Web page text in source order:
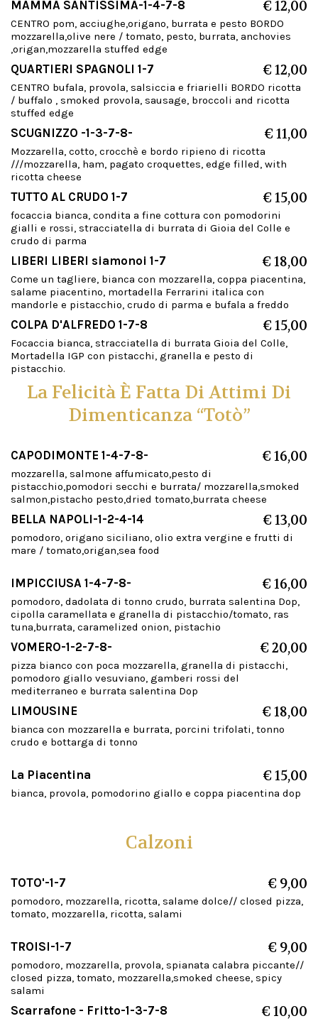
MAMMA SANTISSIMA-1-4-7-8
CENTRO pom, acciughe,origano, burrata e pesto BORDO
mozzarella,olive nere / tomato, pesto, burrata, anchovies
,origan,mozzarella stuffed edge
€ 12,00
QUARTIERI SPAGNOLI 1-7
CENTRO bufala, provola, salsiccia e friarielli BORDO ricotta
/ buffalo , smoked provola, sausage, broccoli and ricotta
stuffed edge
€ 12,00
SCUGNIZZO -1-3-7-8-
Mozzarella, cotto, crocchè e bordo ripieno di ricotta
///mozzarella, ham, pagato croquettes, edge filled, with
ricotta cheese
€ 11,00
TUTTO AL CRUDO 1-7
focaccia bianca, condita a fine cottura con pomodorini
gialli e rossi, stracciatella di burrata di Gioia del Colle e
crudo di parma
€ 15,00
LIBERI LIBERI siamonoi 1-7
Come un tagliere, bianca con mozzarella, coppa piacentina,
salame piacentino, mortadella Ferrarini italica con
mandorle e pistacchio, crudo di parma e bufala a freddo
€ 18,00
COLPA D'ALFREDO 1-7-8
Focaccia bianca, stracciatella di burrata Gioia del Colle,
Mortadella IGP con pistacchi, granella e pesto di
pistacchio.
€ 15,00
La Felicità È Fatta Di Attimi Di
Dimenticanza “Totò”
CAPODIMONTE 1-4-7-8-
mozzarella, salmone affumicato,pesto di
pistacchio,pomodori secchi e burrata/ mozzarella,smoked
salmon,pistacho pesto,dried tomato,burrata cheese
€ 16,00
BELLA NAPOLI-1-2-4-14
pomodoro, origano siciliano, olio extra vergine e frutti di
mare / tomato,origan,sea food
€ 13,00
IMPICCIUSA 1-4-7-8-
pomodoro, dadolata di tonno crudo, burrata salentina Dop,
cipolla caramellata e granella di pistacchio/tomato, ras
tuna,burrata, caramelized onion, pistachio
€ 16,00
VOMERO-1-2-7-8-
pizza bianco con poca mozzarella, granella di pistacchi,
pomodoro giallo vesuviano, gamberi rossi del
mediterraneo e burrata salentina Dop
€ 20,00
LIMOUSINE
bianca con mozzarella e burrata, porcini trifolati, tonno
crudo e bottarga di tonno
€ 18,00
La Piacentina
bianca, provola, pomodorino giallo e coppa piacentina dop
€ 15,00
Calzoni
TOTO'-1-7
pomodoro, mozzarella, ricotta, salame dolce// closed pizza,
tomato, mozzarella, ricotta, salami
€ 9,00
TROISI-1-7
pomodoro, mozzarella, provola, spianata calabra piccante//
closed pizza, tomato, mozzarella,smoked cheese, spicy
salami
€ 9,00
Scarrafone - Fritto-1-3-7-8 € 10,00